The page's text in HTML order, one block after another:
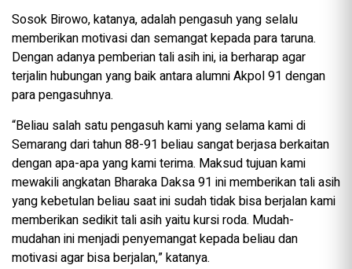
Sosok Birowo, katanya, adalah pengasuh yang selalu
memberikan motivasi dan semangat kepada para taruna.
Dengan adanya pemberian tali asih ini, ia berharap agar
terjalin hubungan yang baik antara alumni Akpol 91 dengan
para pengasuhnya.
“Beliau salah satu pengasuh kami yang selama kami di
Semarang dari tahun 88-91 beliau sangat berjasa berkaitan
dengan apa-apa yang kami terima. Maksud tujuan kami
mewakili angkatan Bharaka Daksa 91 ini memberikan tali asih
yang kebetulan beliau saat ini sudah tidak bisa berjalan kami
memberikan sedikit tali asih yaitu kursi roda. Mudah-
mudahan ini menjadi penyemangat kepada beliau dan
motivasi agar bisa berjalan,” katanya.